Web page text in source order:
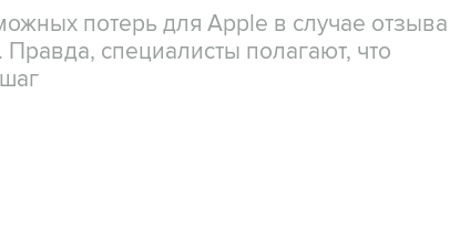
потерь для Apple в случае отзыва
специалисты полагают, что